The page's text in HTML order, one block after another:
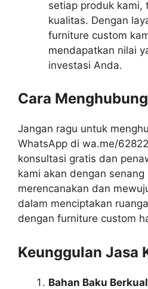
setiap produk kami,
kualitas. Dengan
furniture custom
mendapatkan nilai
investasi Anda.
Cara
Jangan ragu untuk
WhatsApp di wa.me/
konsultasi gratis dan
kami akan dengan
merencanakan dan
dalam menciptakan
dengan furniture custom
Keunggulan Jasa
Bahan Baku